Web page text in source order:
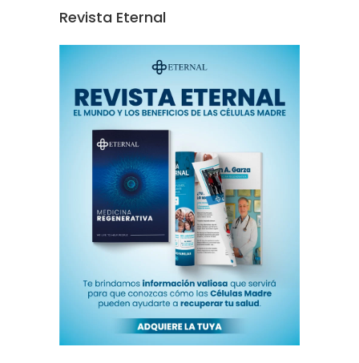
Revista Eternal